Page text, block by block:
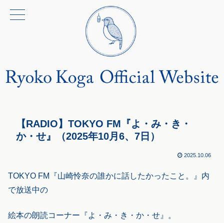
【RADIO】TOKYO FM『よ・み・き・
か・せ』（2025年10月6、7日）
2025.10.06
TOKYO FM『山崎怜奈の誰かに話したかったこと。』内
で放送中の
絵本の朗読コーナー『よ・み・き・か・せ』。